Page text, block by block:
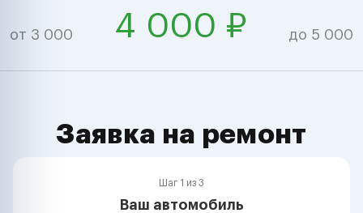
от 3 000 4 000 ₽ до 5 000
Заявка на ремонт
Шаг 1 из 3
Ваш автомобиль